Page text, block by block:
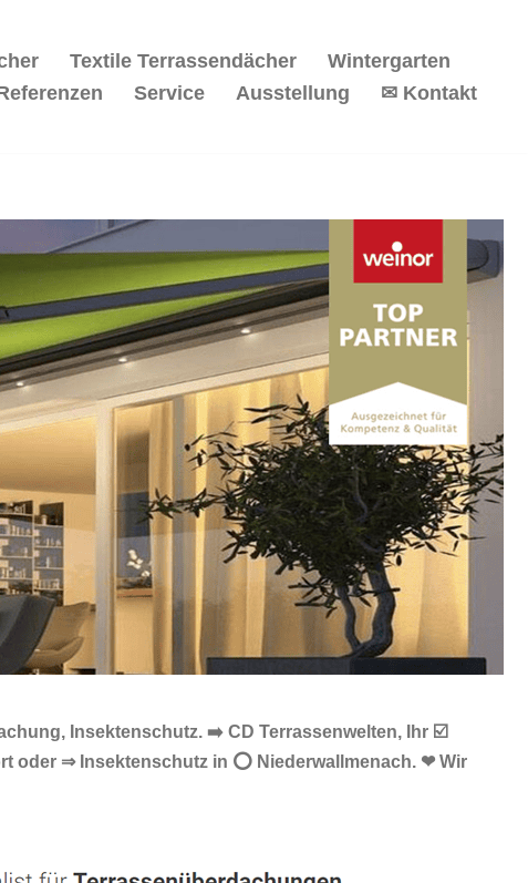
Textile Terrassendächer
Wintergarten
Service Ausstellung ✉ Kontakt
Insektenschutz. ➡️ CD Terrassenwelten, Ihr ☑️
oder ⇒ Insektenschutz in ⭕ Niederwallmenach. ❤ Wir